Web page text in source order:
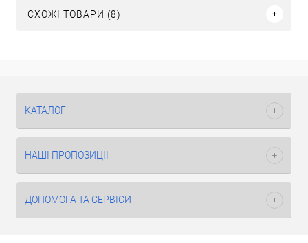
СХОЖІ ТОВАРИ (8)
КАТАЛОГ
НАШІ ПРОПОЗИЦІЇ
ДОПОМОГА ТА СЕРВІСИ